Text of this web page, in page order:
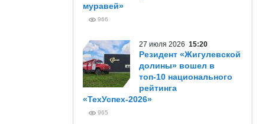
муравей»
966
27 июля 2026 15:20
Резидент «Жигулевской
долины» вошел в
топ-10 национального
рейтинга
«ТехУспех-2026»
965